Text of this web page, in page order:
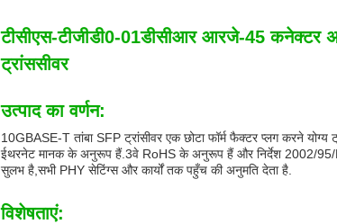
टीसीएस-टीजीडी0-01डीसीआर आरजे-45 कनेक्टर
ट्रांससीवर
उत्पाद का वर्णन:
10GBASE-T तांबा SFP ट्रांसीवर एक छोटा फॉर्म फैक्टर प्लग करने योग्य
ईथरनेट मानक के अनुरूप हैं.3वे RoHS के अनुरूप हैं और निर्देश 2002/95/
सुलभ है,सभी PHY सेटिंग्स और कार्यों तक पहुँच की अनुमति देता है.
विशेषताएं: